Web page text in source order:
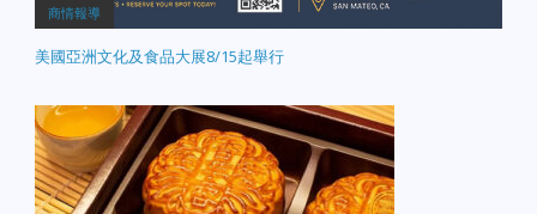
商情報導
美國亞洲文化及食品大展8/15起舉行